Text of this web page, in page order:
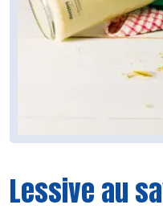
Lessive au